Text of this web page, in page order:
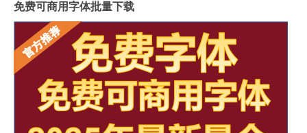
免费可商用字体批量下载